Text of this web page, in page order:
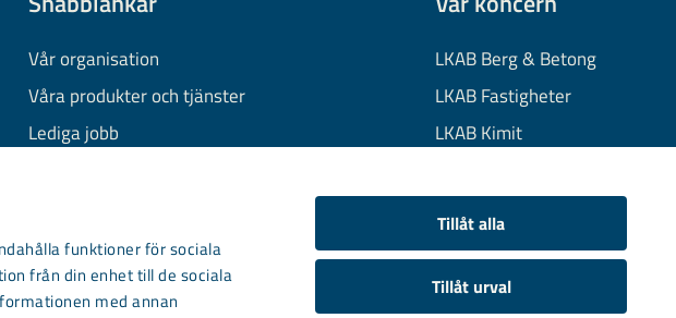
funktioner för sociala
från din enhet till de sociala
med annan
Tillåt alla
Tillåt urval
Vår organisation
Våra produkter och tjänster
Lediga jobb
Information om cookies
Kontakta oss
LKAB Berg & Betong
LKAB Fastigheter
LKAB Kimit
LKAB Wassara
Samhällsutveckling